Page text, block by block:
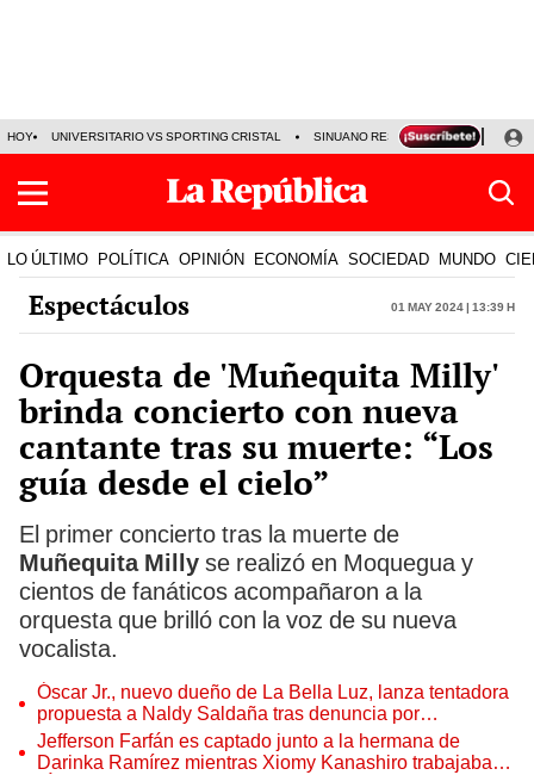
HOY UNIVERSITARIO VS SPORTING CRISTAL SINUANO RESULTADOS HOY
LO ÚLTIMO POLÍTICA OPINIÓN ECONOMÍA SOCIEDAD MUNDO
Espectáculos 01 May 2024 | 13:39 h
Orquesta de 'Muñequita Milly'
brinda concierto con nueva
cantante tras su muerte: “Los
guía desde el cielo”
El primer concierto tras la muerte de
Muñequita Milly se realizó en Moquegua y
cientos de fanáticos acompañaron a la
orquesta que brilló con la voz de su nueva
vocalista.
Óscar Jr., nuevo dueño de La Bella Luz, lanza tentadora
propuesta a Naldy Saldaña tras denuncia por
tocamientos
Jefferson Farfán es captado junto a la hermana de
Darinka Ramírez mientras Xiomy Kanashiro trabajaba: